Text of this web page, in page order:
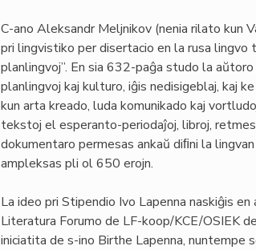
C-ano Aleksandr Meljnikov (nenia rilato kun
pri lingvistiko per disertacio en la rusa
planlingvoj”. En sia 632-paĝa studo la
planlingvoj kaj kulturo, iĝis nedisigeblaj, kaj
kun arta kreado, luda komunikado kaj
tekstoj el esperanto-periodaĵoj, libroj,
dokumentaro permesas ankaŭ diﬁni la
ampleksas pli ol 650 erojn.
La ideo pri Stipendio Ivo Lapenna naskiĝis
Literatura Forumo de LF-koop/KCE/OSIEK
iniciatita de s-ino Birthe Lapenna, nuntempe